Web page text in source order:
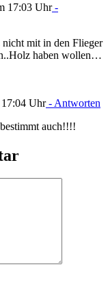
17:03 Uhr-
mit in den Flieger
haben wollen…
Uhr- Antworten
auch!!!!